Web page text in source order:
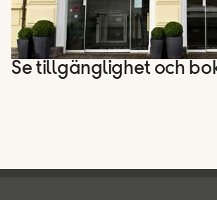
Se tillgänglighet och